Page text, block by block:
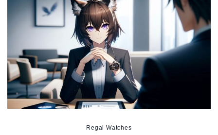
Regal Watches